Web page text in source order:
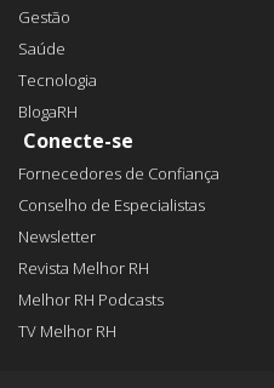
Gestão
Saúde
Tecnologia
BlogaRH
Conecte-se
Fornecedores de Confiança
Conselho de Especialistas
Newsletter
Revista Melhor RH
Melhor RH Podcasts
TV Melhor RH